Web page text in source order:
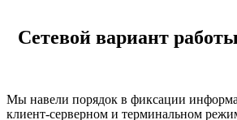
Сетевой вариант
Мы навели порядок в фиксации
клиент-серверном и терминальном